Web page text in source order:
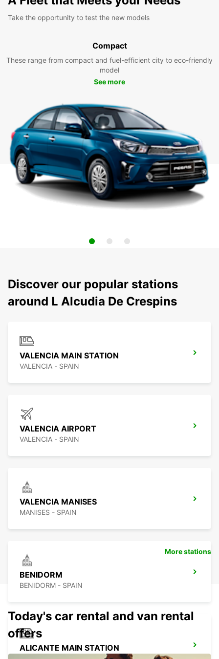
Take the opportunity to test the new models
Compact
These range from compact and fuel-efficient city to eco-friendly
model
See more
Discover our popular stations
around L Alcudia De Crespins
VALENCIA MAIN STATION
VALENCIA - SPAIN
VALENCIA AIRPORT
VALENCIA - SPAIN
VALENCIA MANISES
MANISES - SPAIN
BENIDORM
BENIDORM - SPAIN
ALICANTE MAIN STATION
More stations
Today's car rental and van rental
offers